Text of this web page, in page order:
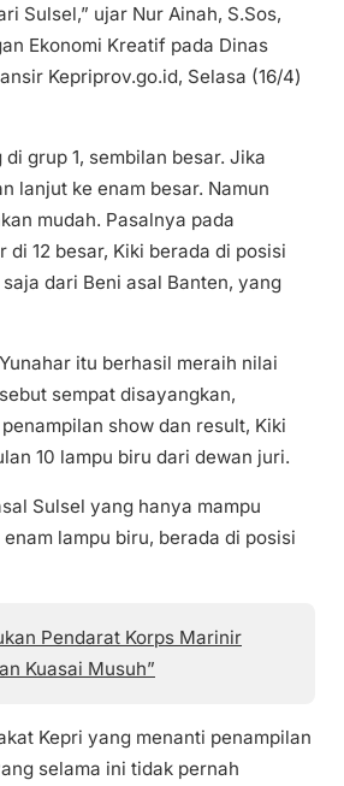
Sulsel,” ujar Nur Ainah, S.Sos,
Ekonomi Kreatif pada Dinas
Kepriprov.go.id, Selasa (16/4)
grup 1, sembilan besar. Jika
lanjut ke enam besar. Namun
mudah. Pasalnya pada
di 12 besar, Kiki berada di posisi
dari Beni asal Banten, yang
itu berhasil meraih nilai
sempat disayangkan,
show dan result, Kiki
10 lampu biru dari dewan juri.
Sulsel yang hanya mampu
lampu biru, berada di posisi
Pendarat Korps Marinir
Kuasai Musuh”
Kepri yang menanti penampilan
selama ini tidak pernah